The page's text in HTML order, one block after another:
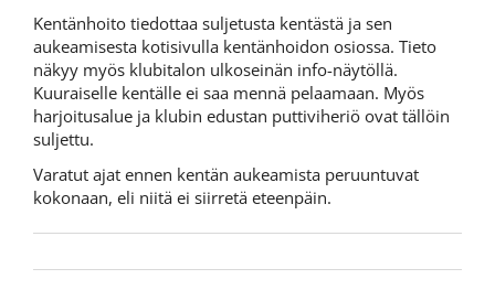
Kentänhoito tiedottaa suljetusta kentästä ja sen
aukeamisesta kotisivulla kentänhoidon osiossa. Tieto
näkyy myös klubitalon ulkoseinän info-näytöllä.
Kuuraiselle kentälle ei saa mennä pelaamaan. Myös
harjoitusalue ja klubin edustan puttiviheriö ovat tällöin
suljettu.
Varatut ajat ennen kentän aukeamista peruuntuvat
kokonaan, eli niitä ei siirretä eteenpäin.